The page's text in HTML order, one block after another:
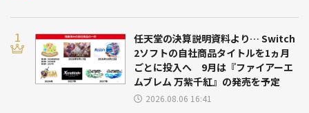
任天堂の決算説明資料より… Switch
2ソフトの自社商品タイトルを1ヵ月
ごとに投入へ 9月は『ファイアーエ
ムブレム 万紫千紅』の発売を予定
2026.08.06 16:41